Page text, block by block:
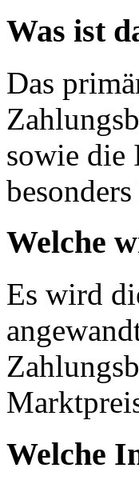
Was ist
Das
sowie die
Welche
Es wird
Welche